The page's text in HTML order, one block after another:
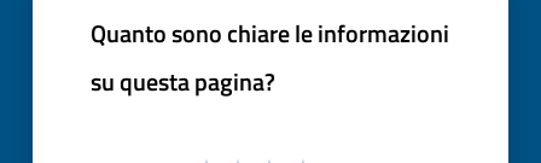
Quanto sono chiare le informazioni
su questa pagina?